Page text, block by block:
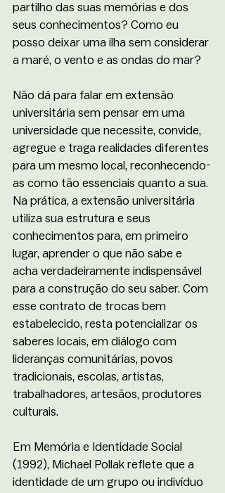
partilho das suas memórias e dos
seus conhecimentos? Como eu
posso deixar uma ilha sem considerar
a maré, o vento e as ondas do mar?
Não dá para falar em extensão
universitária sem pensar em uma
universidade que necessite, convide,
agregue e traga realidades diferentes
para um mesmo local, reconhecendo-
as como tão essenciais quanto a sua.
Na prática, a extensão universitária
utiliza sua estrutura e seus
conhecimentos para, em primeiro
lugar, aprender o que não sabe e
acha verdadeiramente indispensável
para a construção do seu saber. Com
esse contrato de trocas bem
estabelecido, resta potencializar os
saberes locais, em diálogo com
lideranças comunitárias, povos
tradicionais, escolas, artistas,
trabalhadores, artesãos, produtores
culturais.
Em Memória e Identidade Social
(1992), Michael Pollak reflete que a
identidade de um grupo ou indivíduo